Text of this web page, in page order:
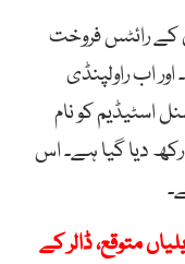
کے رائٹس فروخت
اب راولپنڈی
اسٹیڈیم کو نام
دیا گیا ہے۔ اس
متوقع، ڈالر کے